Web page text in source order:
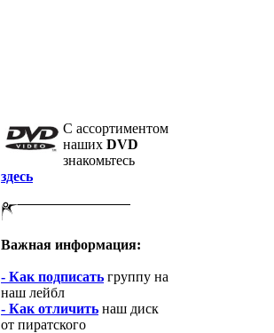
C ассортиментом
наших DVD
знакомьтесь
здесь
Важная информация:
- Как подписать группу на
наш лейбл
- Как отличить наш диск
от пиратского